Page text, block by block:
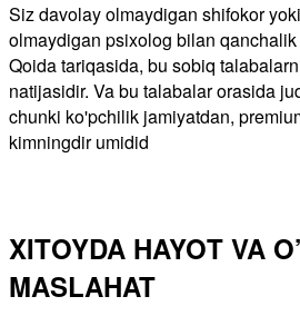
Siz davolay olmaydigan shifokor
olmaydigan psixolog bilan
Qoida tariqasida, bu sobiq
natijasidir. Va bu talabalar orasida
chunki ko'pchilik jamiyatdan,
kimningdir umidid
XITOYDA HAYOT VA
MASLAHAT